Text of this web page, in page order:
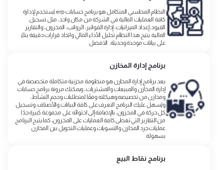
النظام المحاسبي المتكامل هو برنامج حسابات erp يُستخدم لإدارة
كافة العمليات المالية في الشركة من مكان واحد، مثل تسجيل
القيود، إعداد الميزانيات، إدارة الفواتير، الرواتب، المخزون، والتقارير
المالية. يتيح هذا النظام تحليل الأداء المالي واتخاذ قرارات دقيقة بناءً
على بيانات موحدة وحديثة. الافضل
برنامج إدارة المخازن
يعد برنامج إدارة المخازن هو منظومة مخزنية متكاملة متخصصة في
إدارة المخازن والمبيعات والمشتريات، ويمكنك مرونة برنامج حسابات
ومخازن من تخصيصه وهيكلته وفقًا لمتطلبات وحجم النشاط،
ويُسهل عليك البرنامج التعرف على كافة البيانات والأصناف، وتسجيل
كل حركة في المخزون، بالإضافة إلى احتوائه على مجموعة كبيرة جدًا
من التقارير التي تغطى كافة العمليات على المخزون، كما يتيح البرنامج
عمليات جرد المخازن والتسويات وعمليات التحويل بين المخازن
بسهولة
برنامج نقاط البيع